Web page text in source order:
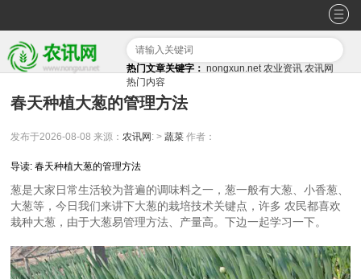
热门文章关键字： nongxun.net 农业资讯 农讯网
热门内容
春天种植大葱的管理方法
发布于2026-08-08 来源：农讯网 : >蔬菜 作者：
导读: 春天种植大葱的管理方法
葱是大家日常生活较为普遍的调味料之一，葱一般有大葱、小香葱、
大葱等，今日我们来讲下大葱的栽培技术关键点，许多 农民都喜欢
栽种大葱，由于大葱易管理方法、产量高。下边一起学习一下。